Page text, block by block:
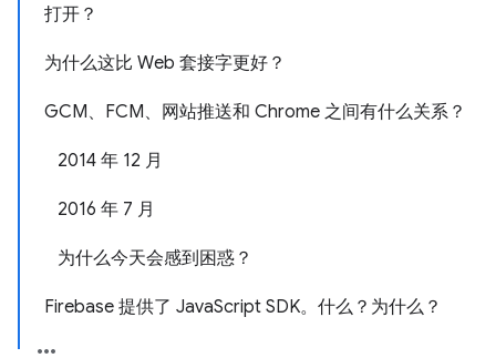
打开？
为什么这比 Web 套接字更好？
GCM、FCM、网站推送和 Chrome 之间有什么关系？
2014 年 12 月
2016 年 7 月
为什么今天会感到困惑？
Firebase 提供了 JavaScript SDK。什么？为什么？